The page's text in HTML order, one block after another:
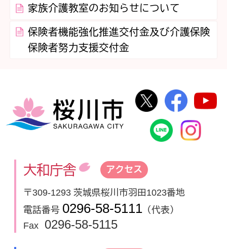
家族介護教室のお知らせについて
保険者機能強化推進交付金及び介護保険
保険者努力支援交付金
桜川市
桜川市公式
桜川
桜川市公
大和庁舎 アクセス
〒309-1293 茨城県桜川市羽田1023番地
電話番号 0296-58-5111 （代表）
Fax
0296-58-5115